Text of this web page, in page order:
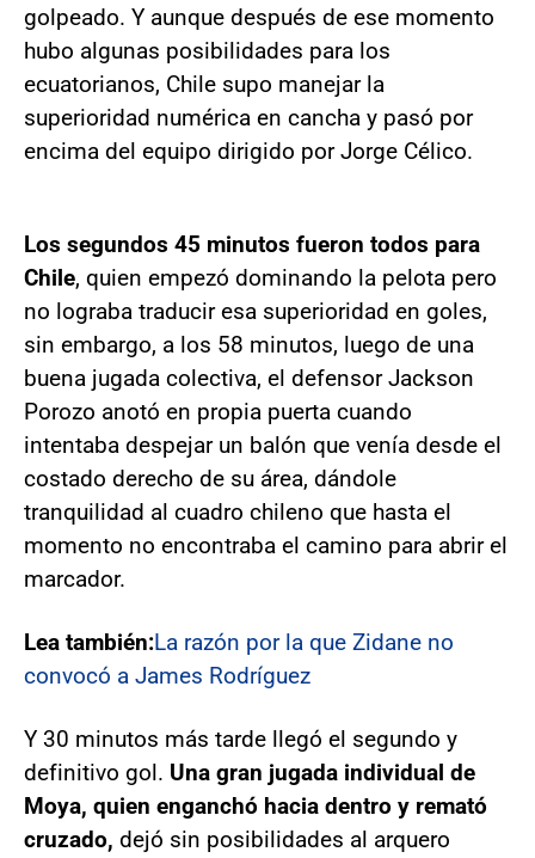
golpeado. Y aunque después de ese momento
hubo algunas posibilidades para los
ecuatorianos, Chile supo manejar la
superioridad numérica en cancha y pasó por
encima del equipo dirigido por Jorge Célico.
Los segundos 45 minutos fueron todos para
Chile, quien empezó dominando la pelota pero
no lograba traducir esa superioridad en goles,
sin embargo, a los 58 minutos, luego de una
buena jugada colectiva, el defensor Jackson
Porozo anotó en propia puerta cuando
intentaba despejar un balón que venía desde el
costado derecho de su área, dándole
tranquilidad al cuadro chileno que hasta el
momento no encontraba el camino para abrir el
marcador.
Lea también:La razón por la que Zidane no
convocó a James Rodríguez
Y 30 minutos más tarde llegó el segundo y
definitivo gol. Una gran jugada individual de
Moya, quien enganchó hacia dentro y remató
cruzado, dejó sin posibilidades al arquero